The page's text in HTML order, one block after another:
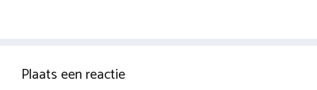
Plaats een reactie